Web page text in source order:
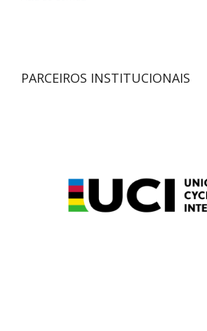
PARCEIROS INSTITUCIONAIS